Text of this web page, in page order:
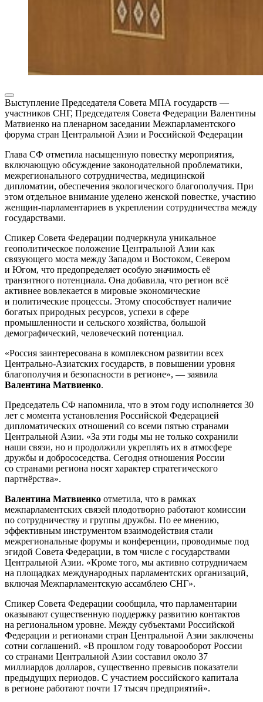
Выступление Председателя Совета МПА государств —
участников СНГ, Председателя Совета Федерации Валентины
Матвиенко на пленарном заседании Межпарламентского
форума стран Центральной Азии и Российской Федерации
Глава СФ отметила насыщенную повестку мероприятия,
включающую обсуждение законодательной проблематики,
межрегионального сотрудничества, медицинской
дипломатии, обеспечения экологического благополучия. При
этом отдельное внимание уделено женской повестке, участию
женщин-парламентариев в укреплении сотрудничества между
государствами.
Спикер Совета Федерации подчеркнула уникальное
геополитическое положение Центральной Азии как
связующего моста между Западом и Востоком, Севером
и Югом, что предопределяет особую значимость её
транзитного потенциала. Она добавила, что регион всё
активнее вовлекается в мировые экономические
и политические процессы. Этому способствует наличие
богатых природных ресурсов, успехи в сфере
промышленности и сельского хозяйства, большой
демографический, человеческий потенциал.
«Россия заинтересована в комплексном развитии всех
Центрально-Азиатских государств, в повышении уровня
благополучия и безопасности в регионе», — заявила
Валентина Матвиенко.
Председатель СФ напомнила, что в этом году исполняется 30
лет с момента установления Российской Федерацией
дипломатических отношений со всеми пятью странами
Центральной Азии. «За эти годы мы не только сохранили
наши связи, но и продолжили укреплять их в атмосфере
дружбы и добрососедства. Сегодня отношения России
со странами региона носят характер стратегического
партнёрства».
Валентина Матвиенко отметила, что в рамках
межпарламентских связей плодотворно работают комиссии
по сотрудничеству и группы дружбы. По ее мнению,
эффективным инструментом взаимодействия стали
межрегиональные форумы и конференции, проводимые под
эгидой Совета Федерации, в том числе с государствами
Центральной Азии. «Кроме того, мы активно сотрудничаем
на площадках международных парламентских организаций,
включая Межпарламентскую ассамблею СНГ».
Спикер Совета Федерации сообщила, что парламентарии
оказывают существенную поддержку развитию контактов
на региональном уровне. Между субъектами Российской
Федерации и регионами стран Центральной Азии заключены
сотни соглашений. «В прошлом году товарооборот России
со странами Центральной Азии составил около 37
миллиардов долларов, существенно превысив показатели
предыдущих периодов. С участием российского капитала
в регионе работают почти 17 тысяч предприятий».